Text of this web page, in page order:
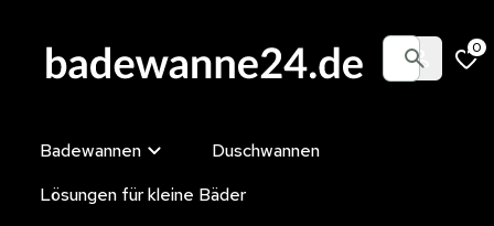
0
Badewannen
Duschwannen
Lösungen für kleine Bäder